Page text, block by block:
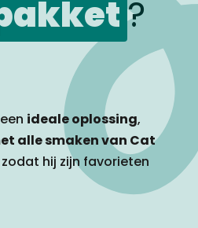
?
ideale oplossing,
alle smaken van Cat
hij zijn favorieten